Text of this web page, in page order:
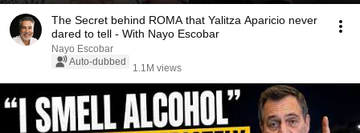
The Secret behind ROMA that Yalitza Aparicio never
dared to tell - With Nayo Escobar
Nayo Escobar
Auto-dubbed
1.1M views